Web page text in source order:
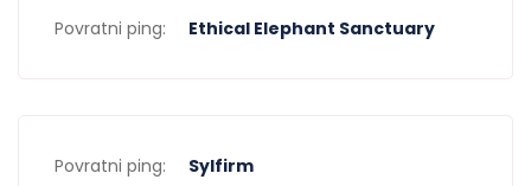
Povratni ping: Ethical Elephant Sanctuary
Povratni ping: Sylfirm